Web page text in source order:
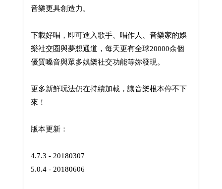
音樂更具創造力。
下載好唱，即可進入歌手、唱作人、音樂家的娛
樂社交圈與夢想通道，每天更有全球20000余個
優質嗓音與眾多娛樂社交功能等妳發現。
更多新鮮玩法仍在持續加載，讓音樂根本停不下
來！
版本更新：
4.7.3 - 20180307
5.0.4 - 20180606